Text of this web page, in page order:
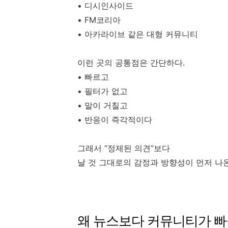
• 디시인사이드
• FM코리아
• 아카라이브 같은 대형 커뮤니티
이런 곳의 공통점은 간단하다.
• 빠르고
• 필터가 없고
• 말이 거칠고
• 반응이 즉각적이다
그래서 “정제된 의견”보다
날 것 그대로의 감정과 방향성이 먼저 나
왜 뉴스보다 커뮤니티가